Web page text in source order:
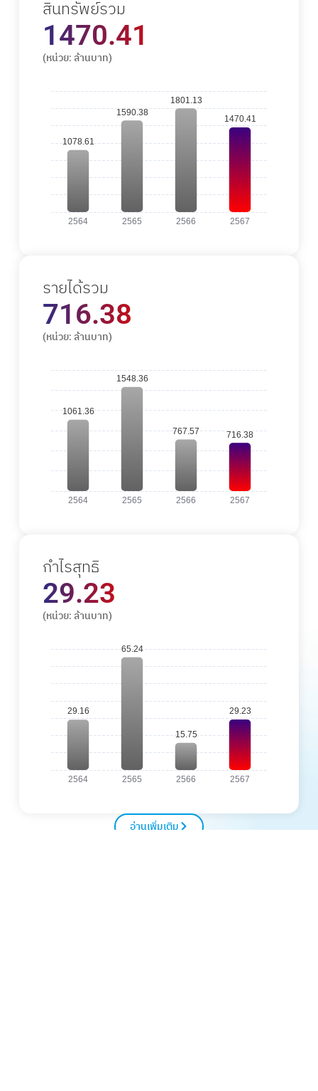
สินทรัพย์รวม
1470.41
(หน่วย: ล้านบาท)
รายได้รวม
716.38
(หน่วย: ล้านบาท)
กำไรสุทธิ
29.23
(หน่วย: ล้านบาท)
อ่านเพิ่มเติม